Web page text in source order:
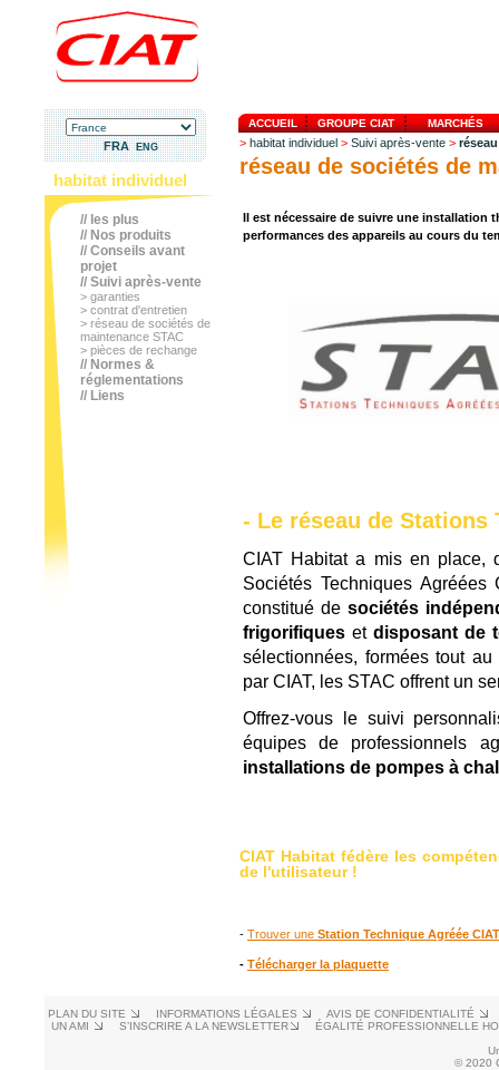
FRAENG
habitat individuel
// les plus
// Nos produits
// Conseils avant
projet
// Suivi après-vente
> garanties
> contrat d'entretien
> réseau de sociétés de
maintenance STAC
> pièces de rechange
// Normes &
réglementations
// Liens
ACCUEIL GROUPE CIAT MARCHÉS
> habitat individuel > Suivi après-vente >
réseau de sociétés de
Il est nécessaire de suivre une installation
performances des appareils au cours du
- Le réseau de Stations
CIAT Habitat a mis en place,
Sociétés Techniques
constitué desociétés
frigorifiques et disposant de
sélectionnées, formées tout
par CIAT, les STAC offrent un
Offrez-vous le suivi
équipes de professionnels
installations de pompes à
CIAT Habitat fédère les
de l'utilisateur !
- Trouver une Station Technique Agréée
- Télécharger la plaquette
PLAN DU SITE INFORMATIONS LÉGALES
AVIS DE CONFIDENTIALITÉ
UN AMI
S’INSCRIRE A LA NEWSLETTER
ÉGALITÉ PROFESSIONNELLE
© 2020